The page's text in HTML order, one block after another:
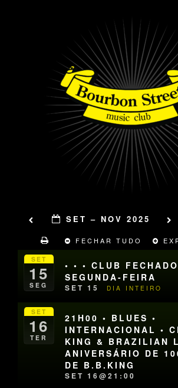
SET – NOV 2025
FECHAR TUDO
SET
15
SEG
• • • CLUB
SEGUNDA-FEIRA
SET 15 DIA INTEIRO
SET
16
TER
21H00 • BLUES •
INTERNACIONAL •
KING & BRAZILIAN
ANIVERSÁRIO DE
DE B.B.KING
SET 16@21:00